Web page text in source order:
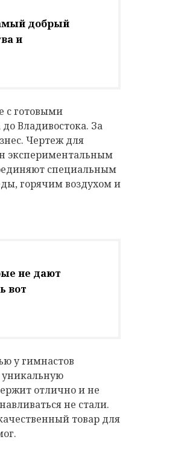
добрый
и
с готовыми
Владивостока. За
Чертеж для
экспериментальным
специальным
горячим воздухом и
не дают
вот
у гимнастов
уникальную
отлично и не
не стали.
товар для